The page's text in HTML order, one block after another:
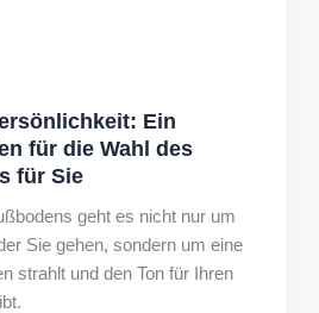
Ein
für die Wahl des
für Sie
geht es nicht nur um
Sie gehen, sondern um eine
strahlt und den Ton für Ihren